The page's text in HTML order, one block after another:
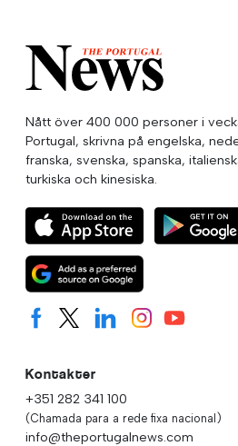
Nått över 400 000 personer i
Portugal, skrivna på engelska,
franska, svenska, spanska,
turkiska och kinesiska.
Kontakter
+351 282 341 100
(Chamada para a rede fixa nacional)
info@theportugalnews.com